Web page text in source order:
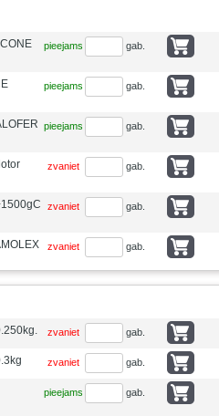
pieejams gab.
pieejams gab.
pieejams gab.
zvaniet gab.
zvaniet gab.
zvaniet gab.
zvaniet gab.
zvaniet gab.
pieejams gab.